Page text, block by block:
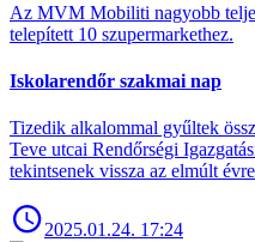
Az MVM Mobiliti nagyobb
telepített 10 szupermarkethez.
Iskolarendőr szakmai nap
Tizedik alkalommal gyűltek
Teve utcai Rendőrségi
tekintsenek vissza az elmúlt
2025.01.24. 17:24